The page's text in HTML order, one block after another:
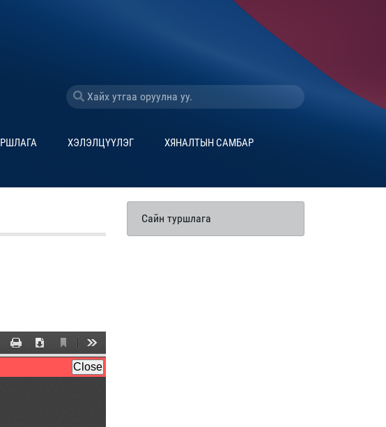
ХЭЛЭЛЦҮҮЛЭГ ХЯНАЛТЫН САМБАР
Сайн туршлага